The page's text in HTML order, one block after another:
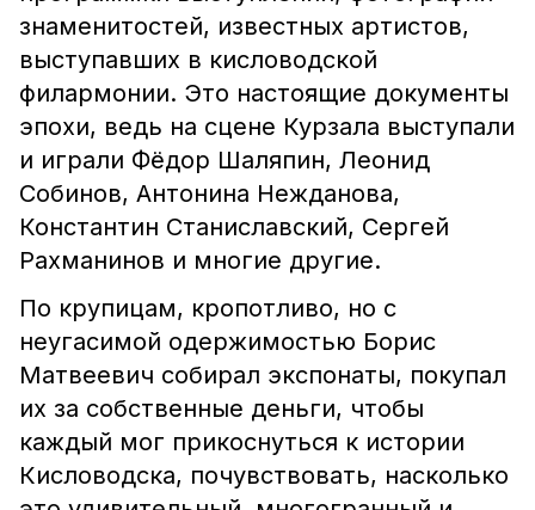
знаменитостей, известных артистов,
выступавших в кисловодской
филармонии. Это настоящие документы
эпохи, ведь на сцене Курзала выступали
и играли Фёдор Шаляпин, Леонид
Собинов, Антонина Нежданова,
Константин Станиславский, Сергей
Рахманинов и многие другие.
По крупицам, кропотливо, но с
неугасимой одержимостью Борис
Матвеевич собирал экспонаты, покупал
их за собственные деньги, чтобы
каждый мог прикоснуться к истории
Кисловодска, почувствовать, насколько